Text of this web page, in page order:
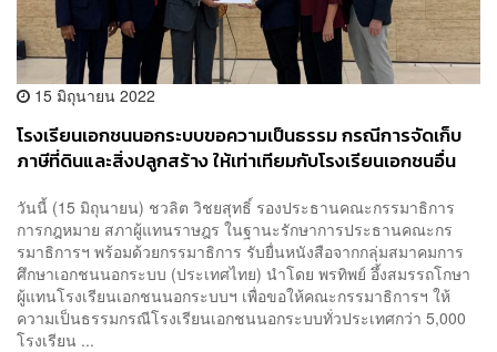
15 มิถุนายน 2022
โรงเรียนเอกชนนอกระบบขอความเป็นธรรม กรณีการจัดเก็บ
ภาษีที่ดินและสิ่งปลูกสร้าง ให้เท่าเทียมกับโรงเรียนเอกชนอื่น
วันนี้ (15 มิถุนายน) ชวลิต วิชยสุทธิ์ รองประธานคณะกรรมาธิการ
การกฎหมาย สภาผู้แทนราษฎร ในฐานะรักษาการประธานคณะกร
รมาธิการฯ พร้อมด้วยกรรมาธิการ รับยื่นหนังสือจากกลุ่มสมาคมการ
ศึกษาเอกชนนอกระบบ (ประเทศไทย) นำโดย พรทิพย์ อึ้งสมรรถโกษา
ผู้แทนโรงเรียนเอกชนนอกระบบฯ เพื่อขอให้คณะกรรมาธิการฯ ให้
ความเป็นธรรมกรณีโรงเรียนเอกชนนอกระบบทั่วประเทศกว่า 5,000
โรงเรียน ...